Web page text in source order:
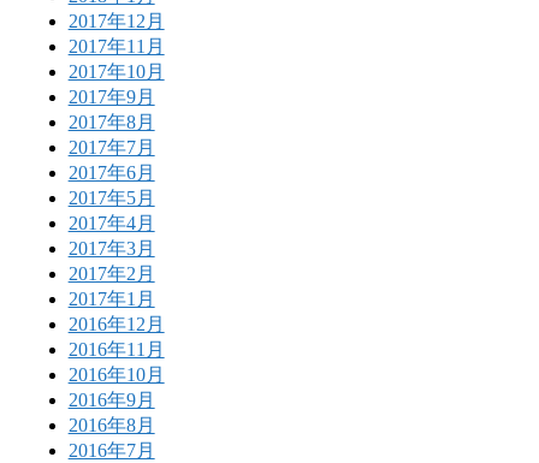
2017年12月
2017年11月
2017年10月
2017年9月
2017年8月
2017年7月
2017年6月
2017年5月
2017年4月
2017年3月
2017年2月
2017年1月
2016年12月
2016年11月
2016年10月
2016年9月
2016年8月
2016年7月